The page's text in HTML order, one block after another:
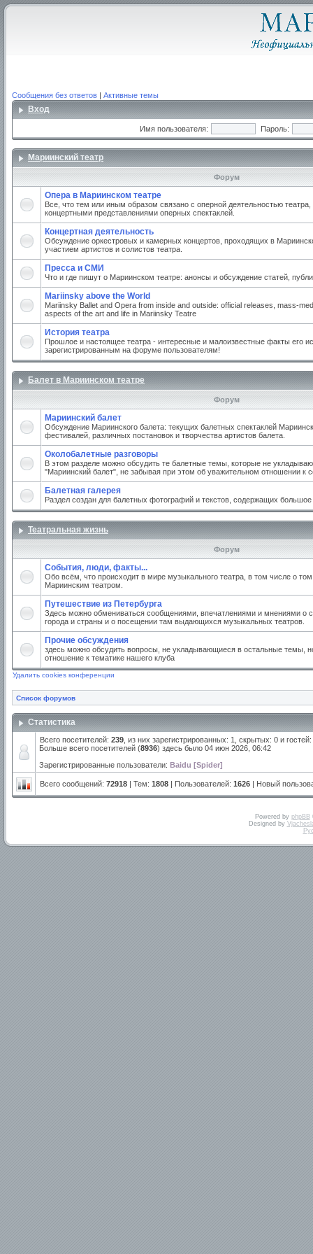
Сообщения без ответов | Активные темы
Вход
Имя пользователя: Пароль:
Мариинский театр
Форум
Опера в Мариинском театре
Все, что тем или иным образом связано с оперной деятельностью
концертными представлениями оперных спектаклей.
Концертная деятельность
Обсуждение оркестровых и камерных концертов, проходящих в
участием артистов и солистов театра.
Пресса и СМИ
Что и где пишут о Мариинском театре: анонсы и обсуждение статей,
Mariinsky above the World
Mariinsky Ballet and Opera from inside and outside: official releases, mass-
aspects of the art and life in Mariinsky Teatre
История театра
Прошлое и настоящее театра - интересные и малоизвестные факты его
зарегистрированным на форуме пользователям!
Балет в Мариинском театре
Форум
Мариинский балет
Обсуждение Мариинского балета: текущих балетных спектаклей
фестивалей, различных постановок и творчества артистов балета.
Околобалетные разговоры
В этом разделе можно обсудить те балетные темы, которые не
"Мариинский балет", не забывая при этом об уважительном отношении к
Балетная галерея
Раздел создан для балетных фотографий и текстов, содержащих
Театральная жизнь
Форум
События, люди, факты...
Обо всём, что происходит в мире музыкального театра, в том числе о
Мариинским театром.
Путешествие из Петербурга
Здесь можно обмениваться сообщениями, впечатлениями и мнениями о
города и страны и о посещении там выдающихся музыкальных театров.
Прочие обсуждения
здесь можно обсудить вопросы, не укладывающиеся в остальные темы,
отношение к тематике нашего клуба
Удалить cookies конференции
Список форумов
Статистика
Всего посетителей: 239 , из них зарегистрированных: 1, скрытых: 0 и
Больше всего посетителей (8936) здесь было 04 июн 2026, 06:42
Зарегистрированные пользователи: Baidu [Spider]
Всего сообщений: 72918 | Тем: 1808 | Пользователей: 1626 | Новый
Powered by phpBB
Designed by